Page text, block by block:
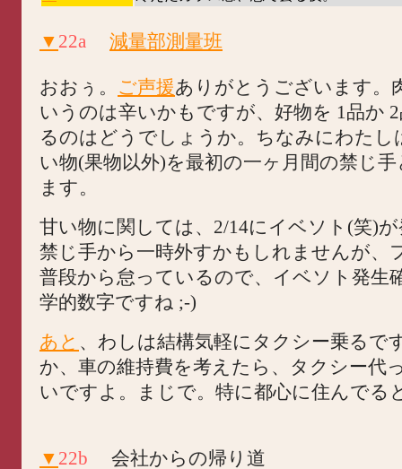
▼ 22a 減量部測量班
おおぅ。 ご声援ありがとうございます。
いうのは辛いかもですが、好物を 1品か
るのはどうでしょうか。ちなみにわたし
い物(果物以外)を最初の一ヶ月間の禁じ
ます。
甘い物に関しては、2/14にイベソト(笑)
禁じ手から一時外すかもしれませんが、
普段から怠っているので、イベソト発生
学的数字ですね ;-)
あと 、わしは結構気軽にタクシー乗るで
か、車の維持費を考えたら、タクシー代
いですよ。まじで。特に都心に住んでる
▼ 22b 会社からの帰り道